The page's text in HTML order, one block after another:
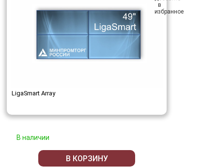
LigaSmart Array
В наличии
В КОРЗИНУ